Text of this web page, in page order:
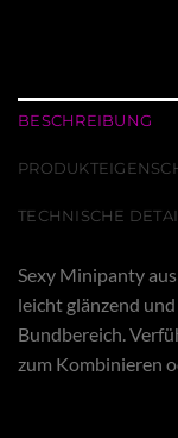
BESCHREIBUNG
TECHNISCHE
Sexy Minipanty
leicht glänzend
Bundbereich.
zum Kombinieren